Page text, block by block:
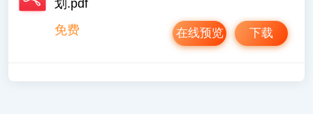
划.pdf
免费
下载
在线预览